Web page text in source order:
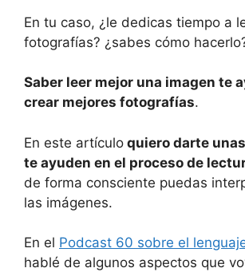
En tu caso, ¿le dedicas tiempo a
fotografías? ¿sabes cómo
Saber leer mejor una imagen te
crear mejores fotografías.
En este artículo quiero darte
te ayuden en el proceso de
de forma consciente puedas
las imágenes.
En el Podcast 60 sobre el
hablé de algunos aspectos que